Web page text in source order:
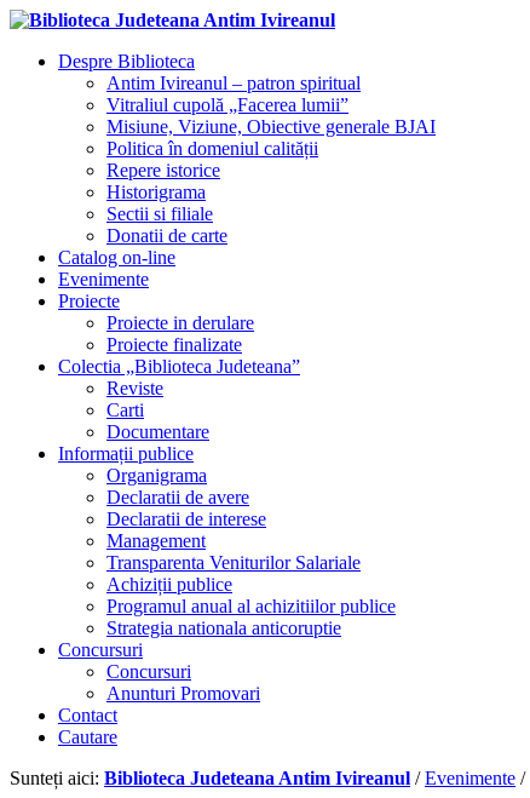
Despre Biblioteca
Antim Ivireanul – patron spiritual
Vitraliul cupolă „Facerea lumii”
Misiune, Viziune, Obiective generale BJAI
Politica în domeniul calității
Repere istorice
Historigrama
Sectii si filiale
Donatii de carte
Catalog on-line
Evenimente
Proiecte
Proiecte in derulare
Proiecte finalizate
Colectia „Biblioteca Judeteana”
Reviste
Carti
Documentare
Informații publice
Organigrama
Declaratii de avere
Declaratii de interese
Management
Transparenta Veniturilor Salariale
Achiziții publice
Programul anual al achizitiilor publice
Strategia nationala anticoruptie
Concursuri
Concursuri
Anunturi Promovari
Contact
Cautare
Sunteți aici: Biblioteca Judeteana Antim Ivireanul / Evenimente /